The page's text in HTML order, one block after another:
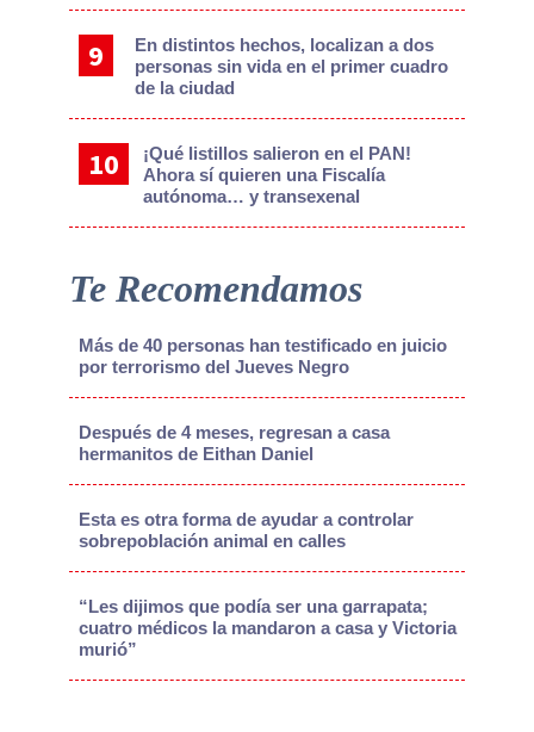
En distintos hechos, localizan a dos
personas sin vida en el primer cuadro
de la ciudad
¡Qué listillos salieron en el PAN!
Ahora sí quieren una Fiscalía
autónoma… y transexenal
Te Recomendamos
Más de 40 personas han testificado en juicio
por terrorismo del Jueves Negro
Después de 4 meses, regresan a casa
hermanitos de Eithan Daniel
Esta es otra forma de ayudar a controlar
sobrepoblación animal en calles
“Les dijimos que podía ser una garrapata;
cuatro médicos la mandaron a casa y Victoria
murió”